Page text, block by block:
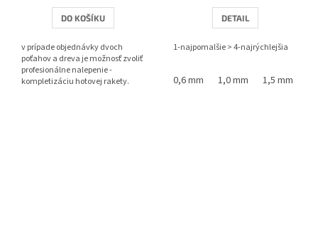
DO KOŠÍKU
v prípade objednávky dvoch
poťahov a dreva je možnosť zvoliť
profesionálne nalepenie -
kompletizáciu hotovej rakety.
DETAIL
1-najpomalšie > 4-najrýchlejšia
0,6 mm 1,0 mm 1,5 mm